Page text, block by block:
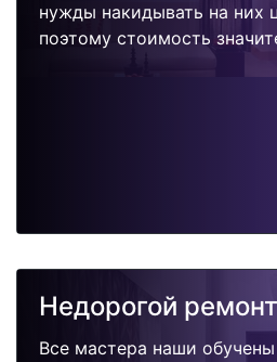
нужды накидывать на них
поэтому стоимость
Недорогой ремонт
Все мастера наши